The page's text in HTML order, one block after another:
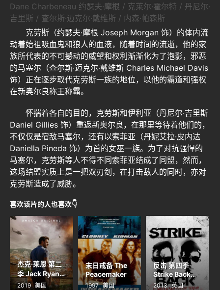
Dane Charbeneau 约瑟夫·摩根 / 克莱尔·霍尔特 / 丹尼尔·
吉里斯 / 查尔斯·迈克尔·戴维斯 / 内森·帕森斯
克劳斯（约瑟夫·摩根 Joseph Morgan 饰）的体内流
动着始祖吸血鬼和狼人的血液，随着时间的流逝，他的家
族所代表的不可撼动的威望和权利渐渐化为了泡影，邪恶
的马塞尔（查尔斯·迈克尔·戴维斯 Charles Michael Davis
饰）正在逐步取代克劳斯一族的地位，以他的霸道和强权
在新奥尔良称王称霸。
怀揣着各自的目的，克劳斯和伊利亚（丹尼尔·吉里斯
Daniel Gillies 饰）重返新奥尔良，在那里等待着他们的，
不仅仅是宿敌马塞尔，还有以索菲亚（丹妮艾拉·皮内达
Daniella Pineda 饰）为首的女巫一族。为了对抗强悍的
马塞尔，克劳斯等人不得不同索菲亚结成了同盟，然而，
这场结盟实质上是一把双刃剑，在打击敌人的同时，亦对
克劳斯造成了威胁。
喜欢该片的人也喜欢👇
杰克·莱恩 第二
季 Jack Ryan
Season 2
2019 美国
末日戒备 The
Peacemaker
1997 美国
反击 第四季
Strike Back
Season 4
2013 英国